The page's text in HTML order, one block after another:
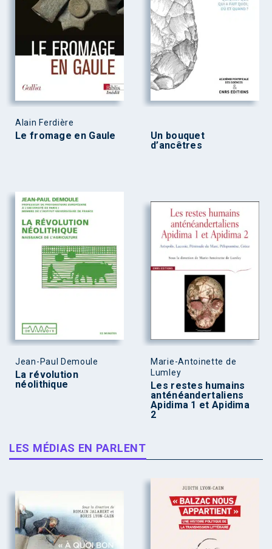
Alain Ferdière
Le fromage en Gaule
Un bouquet
d’ancêtres
Jean-Paul Demoule
La révolution
néolithique
Marie-Antoinette de
Lumley
Les restes humains
anténéandertaliens
Apidima 1 et Apidima
2
LES MÉDIAS EN PARLENT